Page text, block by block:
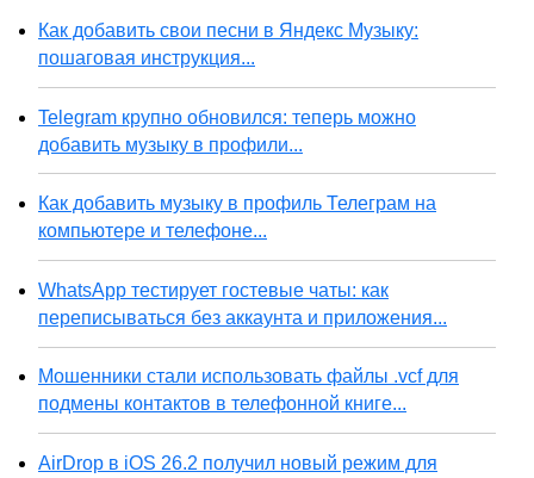
Как добавить свои песни в Яндекс Музыку:
пошаговая инструкция...
Telegram крупно обновился: теперь можно
добавить музыку в профили...
Как добавить музыку в профиль Телеграм на
компьютере и телефоне...
WhatsApp тестирует гостевые чаты: как
переписываться без аккаунта и приложения...
Мошенники стали использовать файлы .vcf для
подмены контактов в телефонной книге...
AirDrop в iOS 26.2 получил новый режим для